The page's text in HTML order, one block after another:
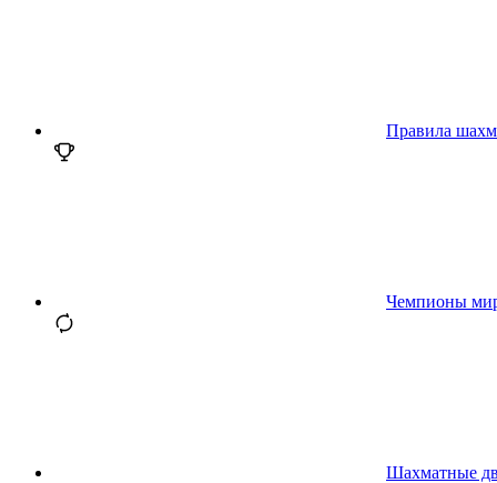
Правила
Чемпионы
Шахматные